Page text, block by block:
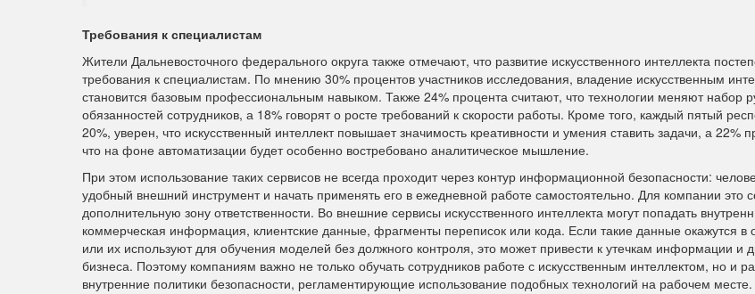
Требования к специалистам
Жители Дальневосточного федерального округа также отмечают, что развитие искусственного интеллекта
требования к специалистам. По мнению 30% процентов участников исследования, владение искусственным
становится базовым профессиональным навыком. Также 24% процента считают, что технологии меняют набор
обязанностей сотрудников, а 18% говорят о росте требований к скорости работы. Кроме того, каждый пятый
20%, уверен, что искусственный интеллект повышает значимость креативности и умения ставить задачи, а 22%
что на фоне автоматизации будет особенно востребовано аналитическое мышление.
При этом использование таких сервисов не всегда проходит через контур информационной безопасности:
удобный внешний инструмент и начать применять его в ежедневной работе самостоятельно. Для компании это
дополнительную зону ответственности. Во внешние сервисы искусственного интеллекта могут попадать
коммерческая информация, клиентские данные, фрагменты переписок или кода. Если такие данные окажутся в
или их используют для обучения моделей без должного контроля, это может привести к утечкам информации и
бизнеса. Поэтому компаниям важно не только обучать сотрудников работе с искусственным интеллектом, но и
внутренние политики безопасности, регламентирующие использование подобных технологий на рабочем месте.